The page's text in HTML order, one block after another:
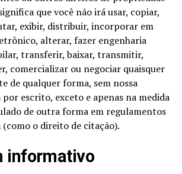
que você não irá usar, copiar,
exibir, distribuir, incorporar em
alterar, fazer engenharia
transferir, baixar, transmitir,
comercializar ou negociar quaisquer
de qualquer forma, sem nossa
escrito, exceto e apenas na medida
de outra forma em regulamentos
o direito de citação).
informativo